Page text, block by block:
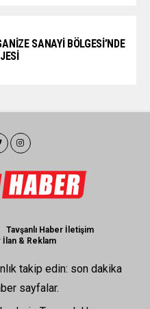
SANAYİ BÖLGESİ’NDE
Tavşanlı Haber İletişim
İlan & Reklam
takip edin: son dakika
sayfalar.